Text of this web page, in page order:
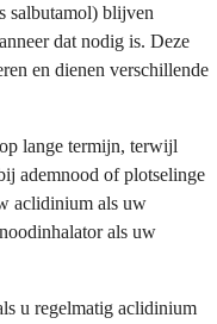
salbutamol) blijven
dat nodig is. Deze
en dienen verschillende
lange termijn, terwijl
ademnood of plotselinge
aclidinium als uw
als uw
u regelmatig aclidinium